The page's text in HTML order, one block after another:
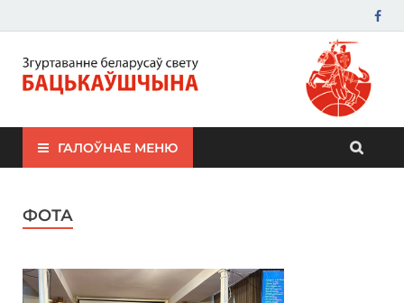
ЗБС "Бацькаўшчына"
ГАЛОЎНАЕ МЕНЮ
ФОТА